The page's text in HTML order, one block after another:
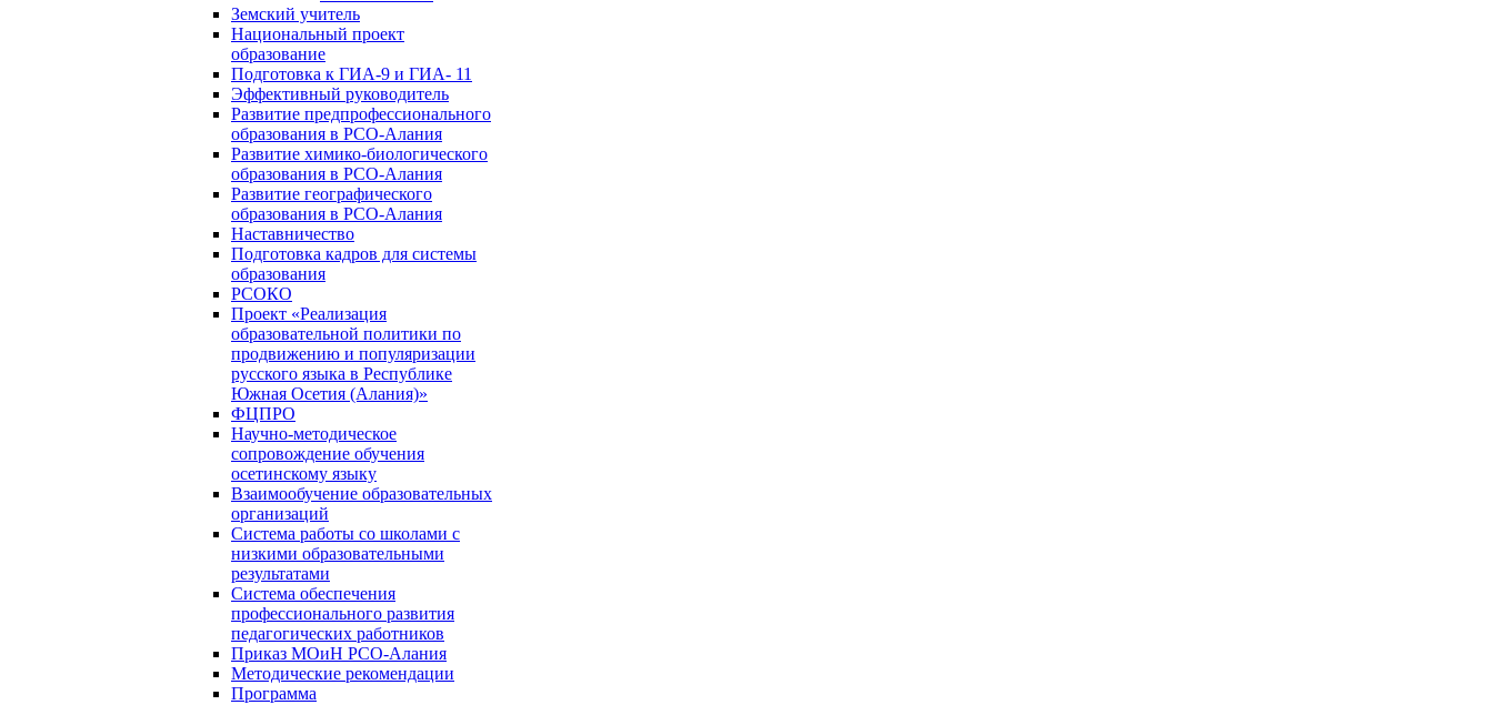
Земский учитель
Национальный проект
образование
Подготовка к ГИА-9 и ГИА- 11
Эффективный руководитель
Развитие предпрофессионального
образования в РСО-Алания
Развитие химико-биологического
образования в РСО-Алания
Развитие географического
образования в РСО-Алания
Наставничество
Подготовка кадров для системы
образования
РСОКО
Проект «Реализация
образовательной политики по
продвижению и популяризации
русского языка в Республике
Южная Осетия (Алания)»
ФЦПРО
Научно-методическое
сопровождение обучения
осетинскому языку
Взаимообучение образовательных
организаций
Система работы со школами с
низкими образовательными
результатами
Система обеспечения
профессионального развития
педагогических работников
Приказ МОиН РСО-Алания
Методические рекомендации
Программа